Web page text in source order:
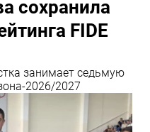
сохранила
FIDE
занимает седьмую
2026/2027